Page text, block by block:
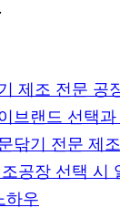
제조 전문 공
브랜드 선택과
닦기 전문 제
공장 선택 시
하우